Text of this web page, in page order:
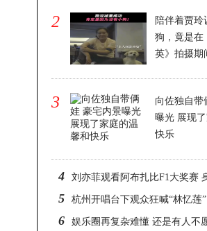
2
陪伴着贾玲
狗，竟是在
英》拍摄期
3
向佐独自带
曝光 展现
快乐
4 刘亦菲观看阿布扎比F1大奖赛
刘亦菲依旧美到发光
5 杭州开唱台下观众狂喊“林忆莲
盛大唱往事不要再提
6 娱乐圈再复杂难懂 还是有人不